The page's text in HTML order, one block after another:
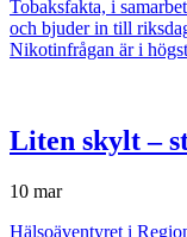
Tobaksfakta, i
och bjuder in till
Nikotinfrågan är i
Liten skylt –
10 mar
Hälsoäventyret i